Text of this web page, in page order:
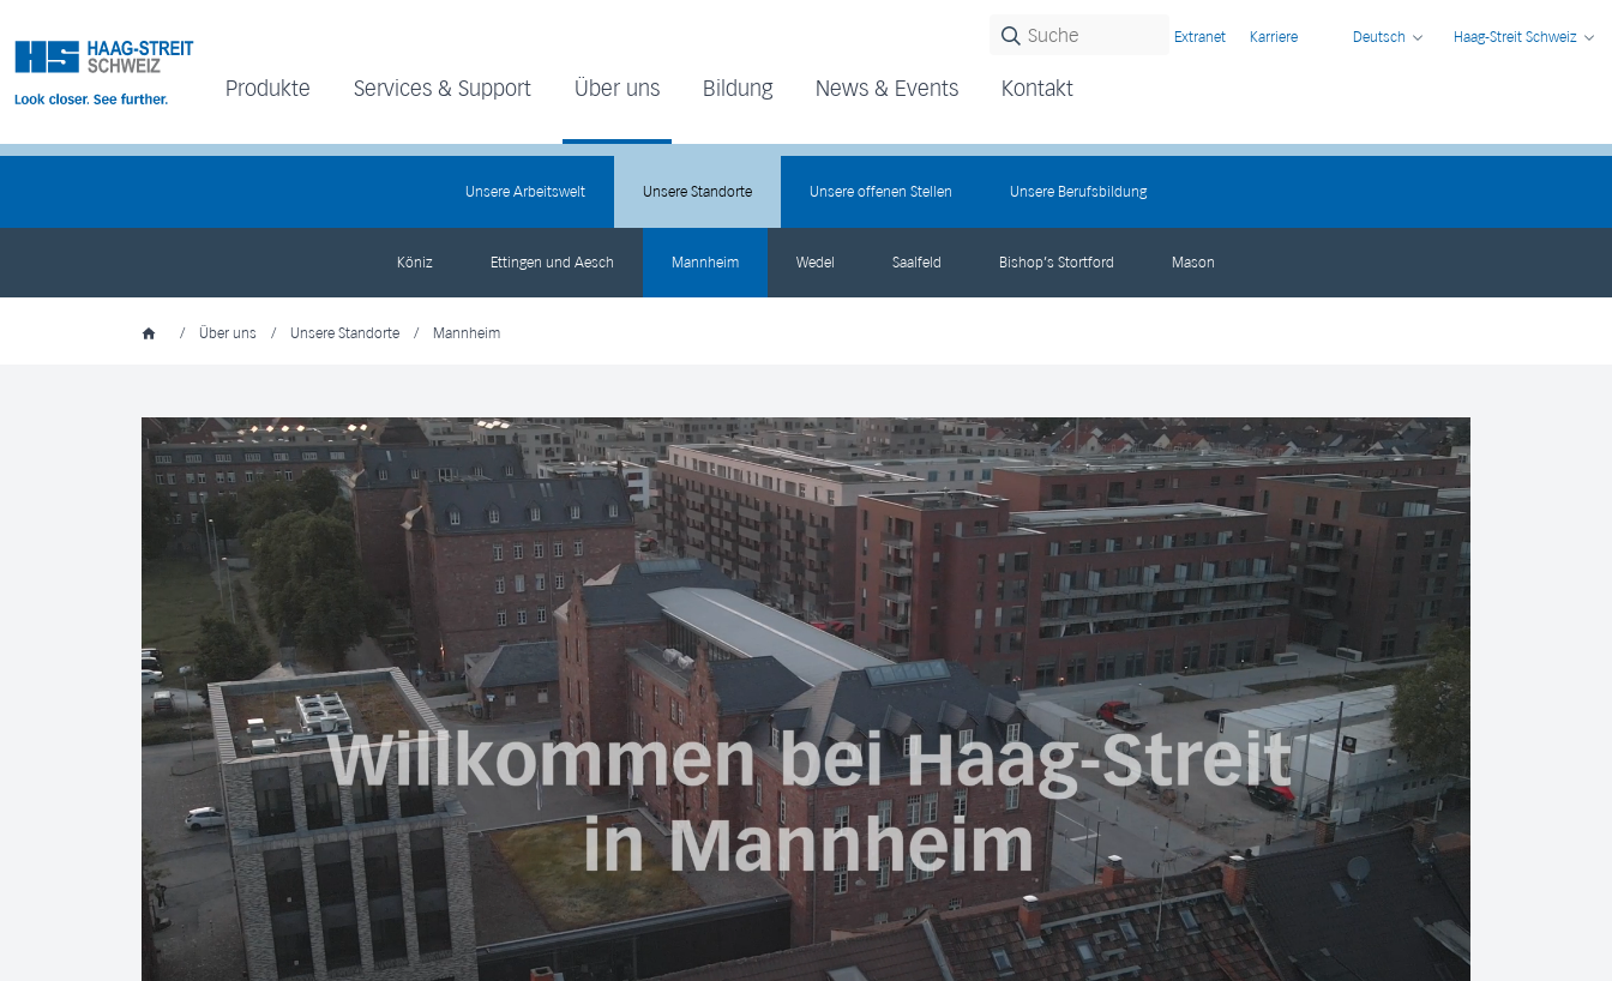
Produkte Services & Support Über uns Bildung News & Events Kontakt
Extranet Karriere Deutsch Haag-Streit Schweiz
Unsere Arbeitswelt Unsere Standorte Unsere offenen Stellen Unsere Berufsbildung
Köniz Ettingen und Aesch Mannheim Wedel Saalfeld Bishop’s Stortford Mason
/ Über uns / Unsere Standorte / Mannheim